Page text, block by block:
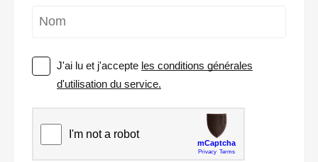
J'ai lu et j'accepte les conditions générales
d'utilisation du service.